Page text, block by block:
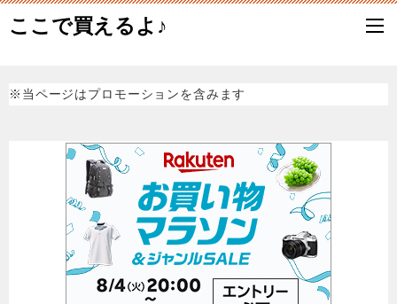
ここで買えるよ♪
※当ページはプロモーションを含みます